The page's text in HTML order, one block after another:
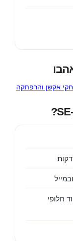
אקשן והרפתקה
חלופי